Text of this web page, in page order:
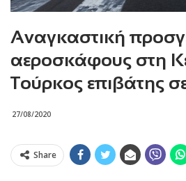
Αναγκαστική
αεροσκάφους στη
Τούρκος επιβάτης
27/08/2020
Share